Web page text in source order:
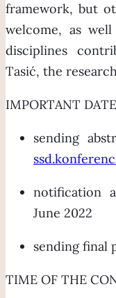
framework, but
welcome, as
disciplines
Tasić, the
IMPORTANT
sending
notification
June 2022
sending final
TIME OF THE